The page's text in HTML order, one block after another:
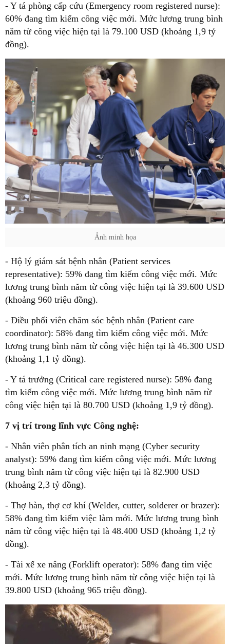
- Y tá phòng cấp cứu (Emergency room registered nurse):
60% đang tìm kiếm công việc mới. Mức lương trung bình
năm từ công việc hiện tại là 79.100 USD (khoảng 1,9 tỷ
đồng).
Ảnh minh họa
- Hộ lý giám sát bệnh nhân (Patient services
representative): 59% đang tìm kiếm công việc mới. Mức
lương trung bình năm từ công việc hiện tại là 39.600 USD
(khoảng 960 triệu đồng).
- Điều phối viên chăm sóc bệnh nhân (Patient care
coordinator): 58% đang tìm kiếm công việc mới. Mức
lương trung bình năm từ công việc hiện tại là 46.300 USD
(khoảng 1,1 tỷ đồng).
- Y tá trưởng (Critical care registered nurse): 58% đang
tìm kiếm công việc mới. Mức lương trung bình năm từ
công việc hiện tại là 80.700 USD (khoảng 1,9 tỷ đồng).
7 vị trí trong lĩnh vực Công nghệ:
- Nhân viên phân tích an ninh mạng (Cyber security
analyst): 59% đang tìm kiếm công việc mới. Mức lương
trung bình năm từ công việc hiện tại là 82.900 USD
(khoảng 2,3 tỷ đồng).
- Thợ hàn, thợ cơ khí (Welder, cutter, solderer or brazer):
58% đang tìm kiếm việc làm mới. Mức lương trung bình
năm từ công việc hiện tại là 48.400 USD (khoảng 1,2 tỷ
đồng).
- Tài xế xe nâng (Forklift operator): 58% đang tìm việc
mới. Mức lương trung bình năm từ công việc hiện tại là
39.800 USD (khoảng 965 triệu đồng).